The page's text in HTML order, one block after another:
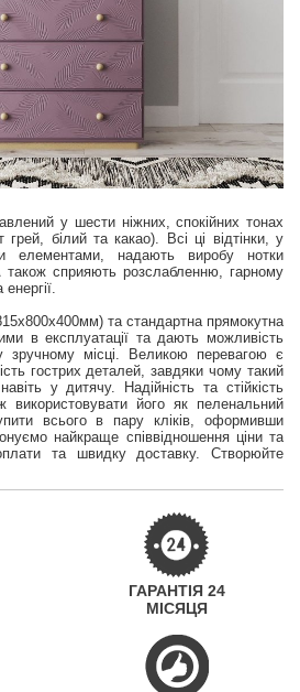
у шести ніжних, спокійних тонах
білий та какао). Всі ці відтінки, у
елементами, надають виробу нотки
також сприяють розслабленню, гарному
та стандартна прямокутна
в експлуатації та дають можливість
зручному місці. Великою перевагою є
гострих деталей, завдяки чому такий
у дитячу. Надійність та стійкість
використовувати його як пеленальний
всього в пару кліків, оформивши
найкраще співвідношення ціни та
та швидку доставку. Створюйте
ГАРАНТІЯ 24
МІСЯЦЯ